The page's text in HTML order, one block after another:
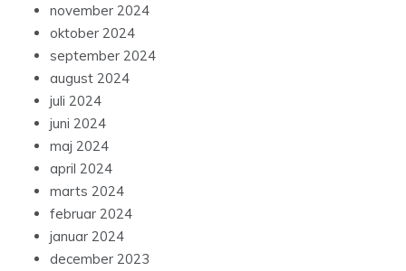
november 2024
oktober 2024
september 2024
august 2024
juli 2024
juni 2024
maj 2024
april 2024
marts 2024
februar 2024
januar 2024
december 2023